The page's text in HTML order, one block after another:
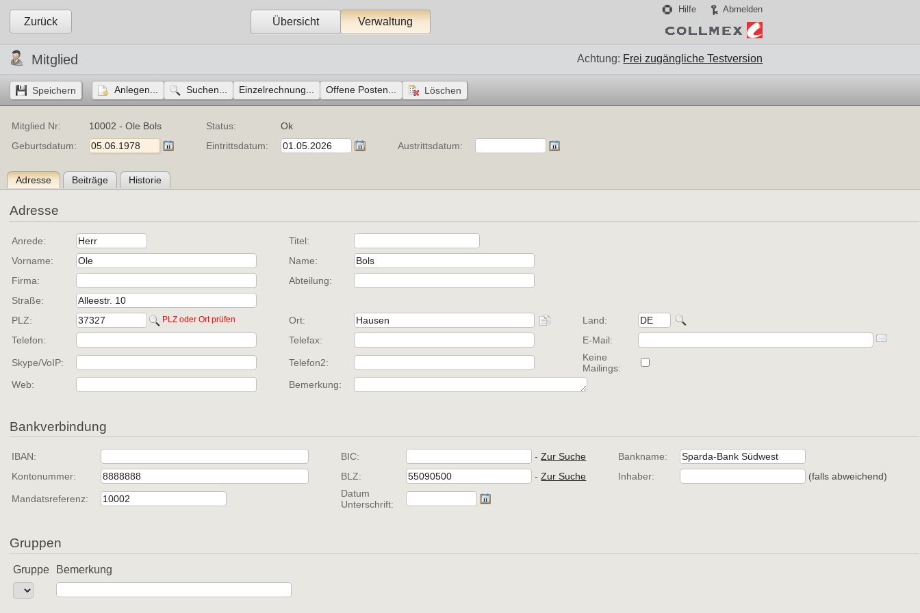
Zurück Übersicht Verwaltung
Hilfe Abmelden
Mitglied Achtung: Frei zugängliche Testversion
Anlegen... Suchen... Einzelrechnung... Offene Posten...
Mitglied Nr: 10002 - Ole Bols Status:
Ok
Geburtsdatum:
Eintrittsdatum: Austrittsdatum:
Adresse Beiträge Historie
Adresse
Anrede:
Titel:
Vorname:
Name:
Firma:
Abteilung:
Straße:
PLZ:
PLZ oder Ort prüfen Ort:
Land:
Telefon:
Telefax: E-Mail:
Skype/VoIP: Telefon2:
Keine
Mailings:
Web:
Bemerkung:
Bankverbindung
IBAN: BIC: - Zur Suche
Bankname:
Kontonummer:
BLZ: - Zur Suche Inhaber: (falls abweichend)
Mandatsreferenz:
Datum
Unterschrift:
Gruppen
Gruppe Bemerkung